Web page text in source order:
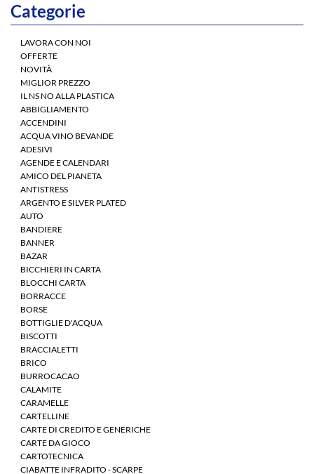
Categorie
LAVORA CON NOI
OFFERTE
NOVITÀ
MIGLIOR PREZZO
IL NS NO ALLA PLASTICA
ABBIGLIAMENTO
ACCENDINI
ACQUA VINO BEVANDE
ADESIVI
AGENDE E CALENDARI
AMICO DEL PIANETA
ANTISTRESS
ARGENTO E SILVER PLATED
AUTO
BANDIERE
BANNER
BAZAR
BICCHIERI IN CARTA
BLOCCHI CARTA
BORRACCE
BORSE
BOTTIGLIE D'ACQUA
BISCOTTI
BRACCIALETTI
BRICO
BURROCACAO
CALAMITE
CARAMELLE
CARTELLINE
CARTE DI CREDITO E GENERICHE
CARTE DA GIOCO
CARTOTECNICA
CIABATTE INFRADITO - SCARPE